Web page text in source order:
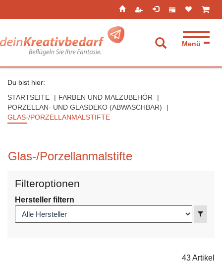
ist leerist
Menü
Du bist hier:
STARTSEITE
FARBEN UND MALZUBEHÖR
PORZELLAN- UND GLASDEKO (ABWASCHBAR)
GLAS-/PORZELLANMALSTIFTE
Glas-/Porzellanmalstifte
Filteroptionen
Hersteller filtern
43 Artikel